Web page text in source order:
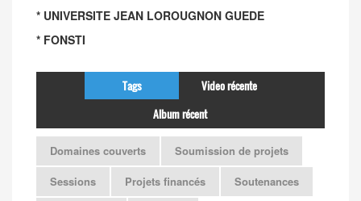
* UNIVERSITE JEAN LOROUGNON GUEDE
* FONSTI
Tags
Video récente
Album récent
Domaines couverts
Soumission de projets
Sessions
Projets financés
Soutenances